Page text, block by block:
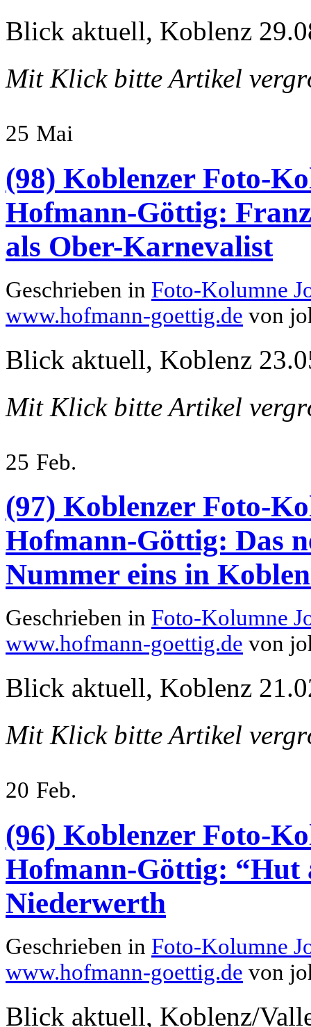
Blick aktuell, Koblenz
Mit Klick bitte Artikel
25 Mai
(98) Koblenzer Foto-
Hofmann-Göttig:
als Ober-Karnevalist
Geschrieben in Foto-Kolumne
www.hofmann-goettig.de von
Blick aktuell, Koblenz
Mit Klick bitte Artikel
25 Feb.
(97) Koblenzer Foto-
Hofmann-Göttig: Das
Nummer eins in
Geschrieben in Foto-Kolumne
www.hofmann-goettig.de von
Blick aktuell, Koblenz
Mit Klick bitte Artikel
20 Feb.
(96) Koblenzer Foto-
Hofmann-Göttig:
Niederwerth
Geschrieben in Foto-Kolumne
www.hofmann-goettig.de von
Blick aktuell, Koblenz/